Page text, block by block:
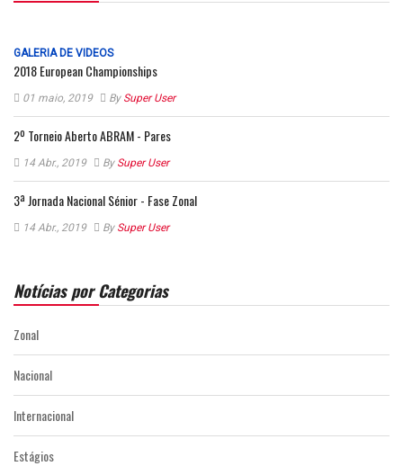
GALERIA DE VIDEOS
2018 European Championships
01 maio, 2019 By Super User
2º Torneio Aberto ABRAM - Pares
14 Abr., 2019 By Super User
3ª Jornada Nacional Sénior - Fase Zonal
14 Abr., 2019 By Super User
Notícias por Categorias
Zonal
Nacional
Internacional
Estágios